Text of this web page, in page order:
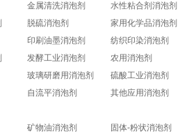
金属清洗消泡剂
水性粘合剂消泡剂
脱硫消泡剂
家用化学品消泡剂
印刷油墨消泡剂
纺织印染消泡剂
发酵工业消泡剂
农用消泡剂
玻璃研磨用消泡剂
硫酸工业消泡剂
自流平消泡剂
其他应用消泡剂
矿物油消泡剂
固体-粉状消泡剂